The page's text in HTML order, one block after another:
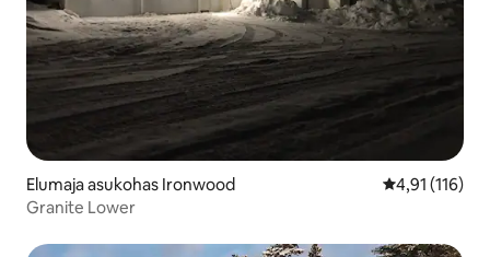
Elumaja asukohas Ironwood Keskmine
4,91 (116)
Granite Lower